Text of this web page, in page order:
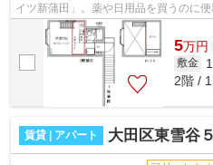
イツ新蒲田」。薬や日用品を買うのに
適な暮らしがしたいとお考えの方に、ぜ...
5万円
敷金
2階 /
賃貸 | アパート 大田区東雪谷